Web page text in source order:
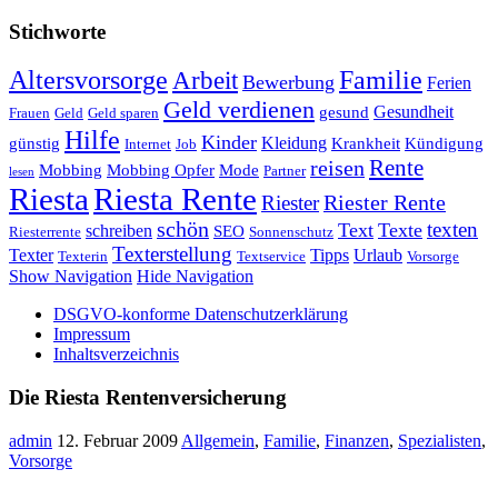
Stichworte
Altersvorsorge Arbeit Bewerbung Familie Ferien
Frauen Geld Geld sparen Geld verdienen gesund Gesundheit
günstig Hilfe Internet Job Kinder Kleidung Krankheit Kündigung
lesen Mobbing Mobbing Opfer Mode Partner reisen Rente
RiestaRiesta Rente RiesterRiester Rente
Riesterrente schreiben schön SEO Sonnenschutz Text Texte texten
Texter Texterin Texterstellung Textservice Tipps Urlaub Vorsorge
Show Navigation Hide Navigation
DSGVO-konforme Datenschutzerklärung
Impressum
Inhaltsverzeichnis
Die Riesta Rentenversicherung
admin 12. Februar 2009 Allgemein, Familie, Finanzen, Spezialisten,
Vorsorge